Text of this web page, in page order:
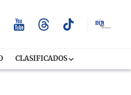
CLASIFICADOS